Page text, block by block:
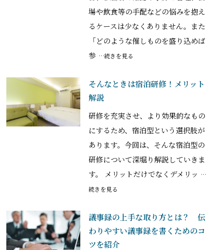
場や飲食等の手配などの悩みを抱え
るケースは少なくありません。また
「どのような催しものを盛り込めば
参 …続きを見る
そんなときは宿泊研修！メリット
解説
研修を充実させ、より効果的なもの
にするため、宿泊型という選択肢が
あります。今回は、そんな宿泊型の
研修について深堀り解説していきま
す。 メリットだけでなくデメリッ …
続きを見る
議事録の上手な取り方とは？ 伝
わりやすい議事録を書くためのコ
ツを紹介